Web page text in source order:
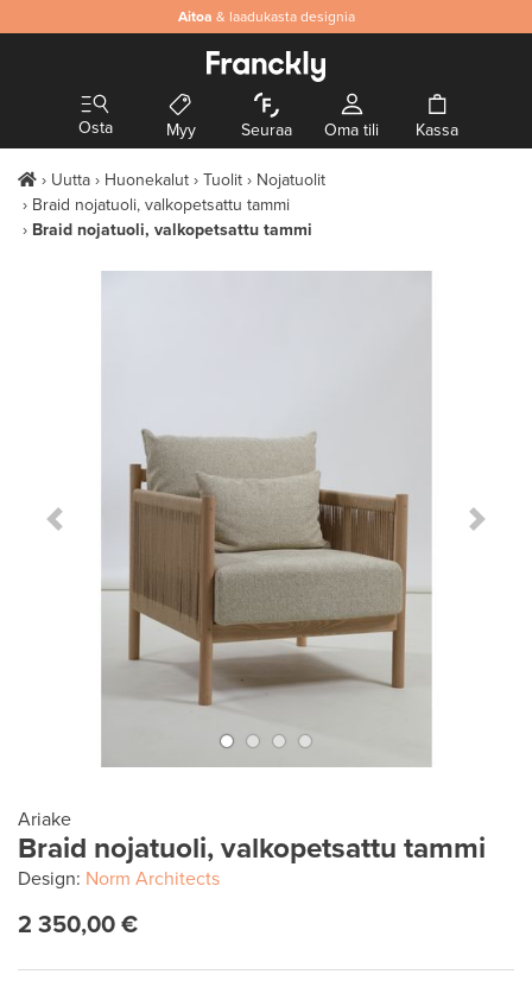
Aitoa & laadukasta designia
Osta Myy Seuraa Oma tili Kassa
Uutta Huonekalut Tuolit
Nojatuolit
Braid nojatuoli, valkopetsattu tammi
Braid nojatuoli, valkopetsattu tammi
Previous Slide Next
Ariake
Braid nojatuoli, valkopetsattu tammi
Design: Norm Architects
2 350,00 €